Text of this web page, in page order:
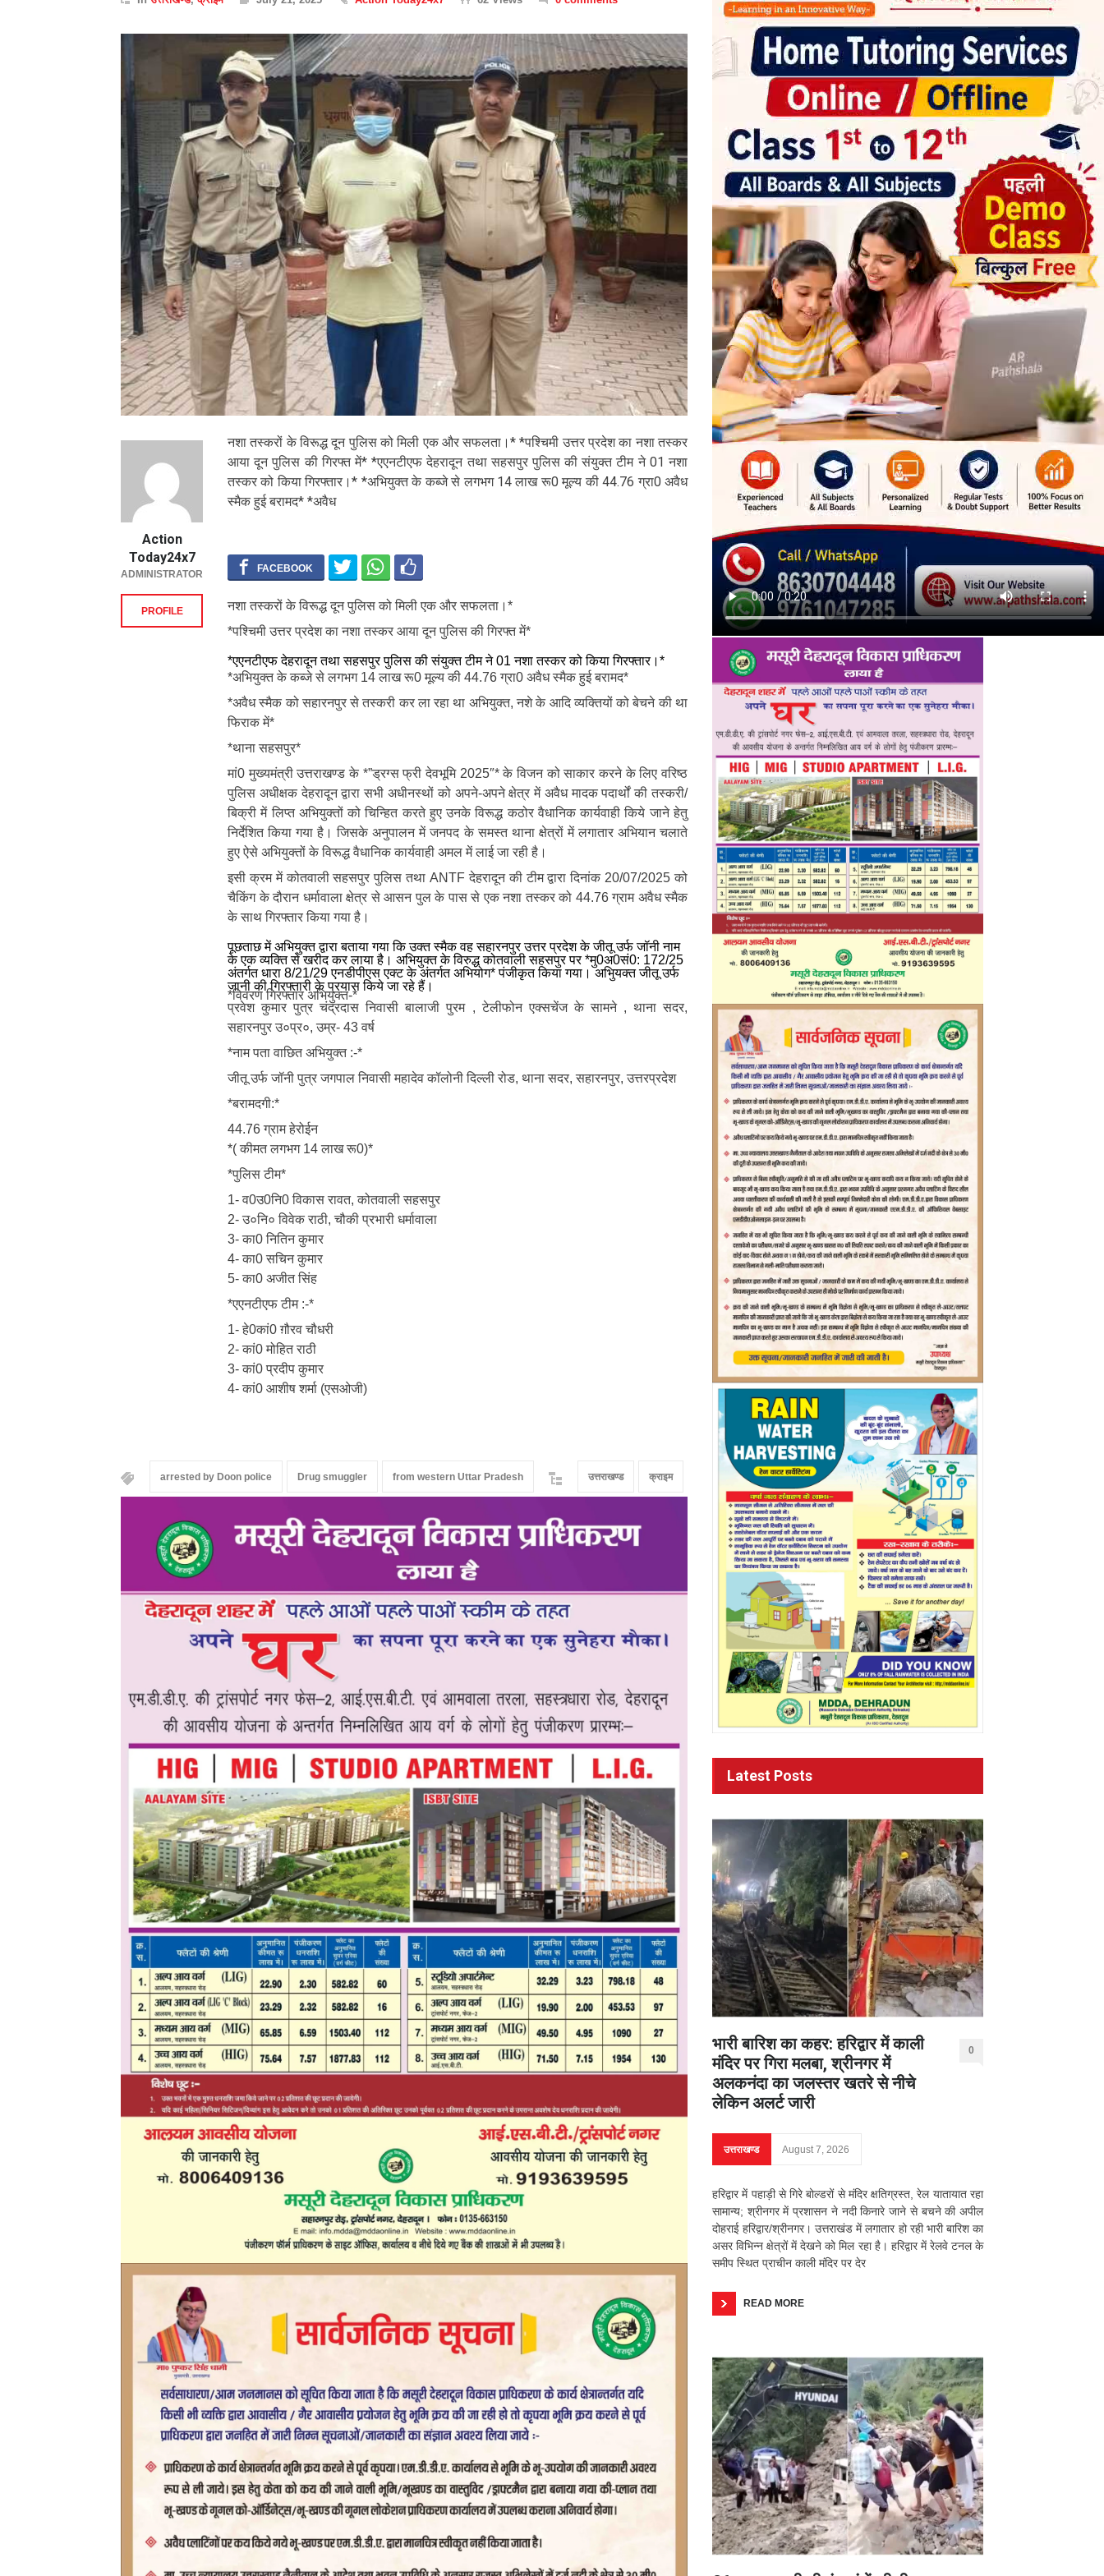
नशा तस्करों के विरूद्ध दून पुलिस को मिली एक और सफलता।* *पश्चिमी उत्तर प्रदेश का नशा तस्कर
आया दून पुलिस की गिरफ्त में* *एएनटीएफ देहरादून तथा सहसपुर पुलिस की संयुक्त टीम ने 01 नशा
तस्कर को किया गिरफ्तार।* *अभियुक्त के कब्जे से लगभग 14 लाख रू0 मूल्य की 44.76 ग्रा0 अवैध
स्मैक हुई बरामद* *अवैध
नशा तस्करों के विरूद्ध दून पुलिस को मिली एक और सफलता।*
*पश्चिमी उत्तर प्रदेश का नशा तस्कर आया दून पुलिस की गिरफ्त में*
*एएनटीएफ देहरादून तथा सहसपुर पुलिस की संयुक्त टीम ने 01 नशा तस्कर को किया गिरफ्तार।*
*अभियुक्त के कब्जे से लगभग 14 लाख रू0 मूल्य की 44.76 ग्रा0 अवैध स्मैक हुई बरामद*
*अवैध स्मैक को सहारनपुर से तस्करी कर ला रहा था अभियुक्त, नशे के आदि व्यक्तियों को बेचने की था
फिराक में*
*थाना सहसपुर*
मां0 मुख्यमंत्री उत्तराखण्ड के *”ड्रग्स फ्री देवभूमि 2025″* के विजन को साकार करने के लिए वरिष्ठ
पुलिस अधीक्षक देहरादून द्वारा सभी अधीनस्थों को अपने-अपने क्षेत्र में अवैध मादक पदार्थों की तस्करी/
बिक्री में लिप्त अभियुक्तों को चिन्हित करते हुए उनके विरूद्ध कठोर वैधानिक कार्यवाही किये जाने हेतु
निर्देशित किया गया है। जिसके अनुपालन में जनपद के समस्त थाना क्षेत्रों में लगातार अभियान चलाते
हुए ऐसे अभियुक्तों के विरूद्ध वैधानिक कार्यवाही अमल में लाई जा रही है।
इसी क्रम में कोतवाली सहसपुर पुलिस तथा ANTF देहरादून की टीम द्वारा दिनांक 20/07/2025 को
चैकिंग के दौरान धर्मावाला क्षेत्र से आसन पुल के पास से एक नशा तस्कर को 44.76 ग्राम अवैध स्मैक
के साथ गिरफ्तार किया गया है।
पूछताछ में अभियुक्त द्वारा बताया गया कि उक्त स्मैक वह सहारनपुर उत्तर प्रदेश के जीतू उर्फ जॉनी नाम
के एक व्यक्ति से खरीद कर लाया है। अभियुक्त के विरुद्ध कोतवाली सहसपुर पर *मु0अ0सं0: 172/25
अंतर्गत धारा 8/21/29 एनडीपीएस एक्ट के अंतर्गत अभियोग* पंजीकृत किया गया। अभिुयक्त जीतू उर्फ
जानी की गिरफ्तारी के प्रयास किये जा रहे हैं।
*विवरण गिरफ्तार अभियुक्त-*
प्रवेश कुमार पुत्र चंद्रदास निवासी बालाजी पुरम , टेलीफोन एक्सचेंज के सामने , थाना सदर,
सहारनपुर उ०प्र०, उम्र- 43 वर्ष
*नाम पता वाछित अभियुक्त :-*
जीतू उर्फ जॉनी पुत्र जगपाल निवासी महादेव कॉलोनी दिल्ली रोड, थाना सदर, सहारनपुर, उत्तरप्रदेश
*बरामदगी:*
44.76 ग्राम हेरोईन
*( कीमत लगभग 14 लाख रू0)*
*पुलिस टीम*
1- व0उ0नि0 विकास रावत, कोतवाली सहसपुर
2- उ०नि० विवेक राठी, चौकी प्रभारी धर्मावाला
3- का0 नितिन कुमार
4- का0 सचिन कुमार
5- का0 अजीत सिंह
*एएनटीएफ टीम :-*
1- हे0कां0 ग़ौरव चौधरी
2- कां0 मोहित राठी
3- कां0 प्रदीप कुमार
4- कां0 आशीष शर्मा (एसओजी)
Action
Today24x7
ADMINISTRATOR
PROFILE
arrested by Doon police Drug smuggler from western Uttar Pradesh उत्तराखण्ड क्राइम
Latest Posts
भारी बारिश का कहर: हरिद्वार में काली
मंदिर पर गिरा मलबा, श्रीनगर में
अलकनंदा का जलस्तर खतरे से नीचे
लेकिन अलर्ट जारी
0
उत्तराखण्ड August 7, 2026
हरिद्वार में पहाड़ी से गिरे बोल्डरों से मंदिर क्षतिग्रस्त, रेल यातायात रहा
सामान्य; श्रीनगर में प्रशासन ने नदी किनारे जाने से बचने की अपील
दोहराई हरिद्वार/श्रीनगर। उत्तराखंड में लगातार हो रही भारी बारिश का
असर विभिन्न क्षेत्रों में देखने को मिल रहा है। हरिद्वार में रेलवे टनल के
समीप स्थित प्राचीन काली मंदिर पर देर
READ MORE